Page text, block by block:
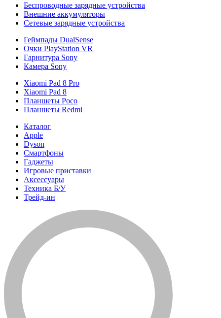
Беспроводные зарядные устройства
Внешние аккумуляторы
Сетевые зарядные устройства
Геймпады DualSense
Очки PlayStation VR
Гарнитура Sony
Камера Sony
Xiaomi Pad 8 Pro
Xiaomi Pad 8
Планшеты Poco
Планшеты Redmi
Каталог
Apple
Dyson
Смартфоны
Гаджеты
Игровые приставки
Аксессуары
Техника Б/У
Трейд-ин